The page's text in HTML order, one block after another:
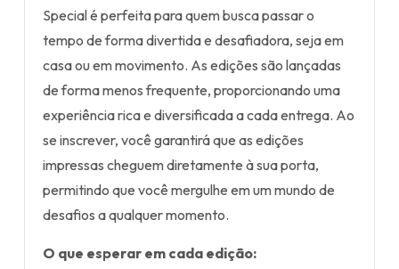
Special é perfeita para quem busca passar o
tempo de forma divertida e desafiadora, seja em
casa ou em movimento. As edições são lançadas
de forma menos frequente, proporcionando uma
experiência rica e diversificada a cada entrega. Ao
se inscrever, você garantirá que as edições
impressas cheguem diretamente à sua porta,
permitindo que você mergulhe em um mundo de
desafios a qualquer momento.
O que esperar em cada edição: